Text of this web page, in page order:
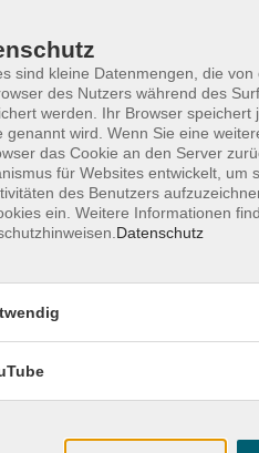
12:15 Uhr
– 12:15 Uhr
12:15 Uhr
sind kleine Datenmengen, die
des Nutzers während des
werden. Ihr Browser
genannt wird. Wenn Sie eine
das Cookie an den Server
für Websites entwickelt, um
des Benutzers
ein. Weitere Informationen
Datenschutz